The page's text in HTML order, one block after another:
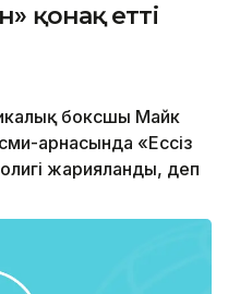
қонақ етті
боксшы Майк
арнасында «Ессіз
жарияланды, деп